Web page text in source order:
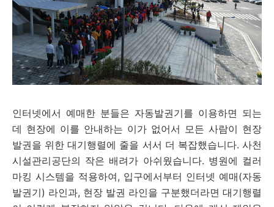
인터넷에서 예매한 분들은 자동발권기를 이용하면 되는
데 현장에 이를 안내하는 이가 없어서 모든 사람이 현장
발권을 위한 대기행렬에 줄을 서서 더 복잡했습니다. 사천
시설관리공단의 작은 배려가 아쉬웠습니다. 병원에 컬러
마킹 시스템을 적용하여, 입구에서부터 인터넷 예매(자동
발권기) 라인과, 현장 발권 라인을 구분했더라면 대기행렬